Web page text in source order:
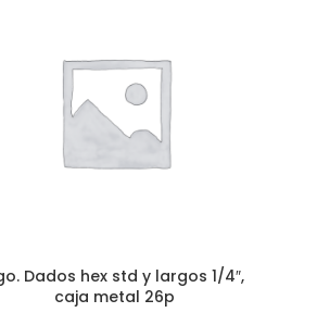
Dados hex std y largos 1/4″,
caja metal 26p